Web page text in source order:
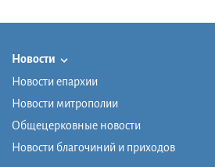
Новости
Новости епархии
Новости митрополии
Общецерковные новости
Новости благочиний и приходов